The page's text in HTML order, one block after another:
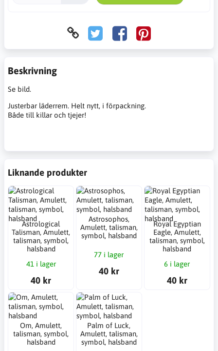
Beskrivning
Se bild.
Justerbar läderrem. Helt nytt, i förpackning.
Både till killar och tjejer!
Liknande produkter
Astrological
Talisman, Amulett,
talisman, symbol,
halsband
41 i lager
40 kr
Astrosophos,
Amulett, talisman,
symbol, halsband
77 i lager
40 kr
Royal Egyptian
Eagle, Amulett,
talisman, symbol,
halsband
6 i lager
40 kr
Om, Amulett,
talisman, symbol,
halsband
Palm of Luck,
Amulett, talisman,
symbol, halsband